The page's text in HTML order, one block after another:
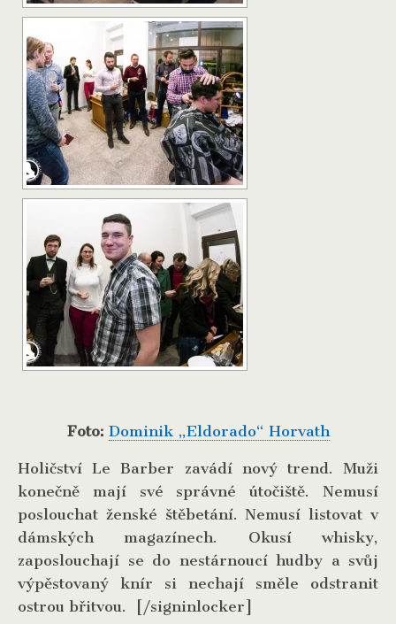
Foto: Dominik „Eldorado“ Horvath
Holičství Le Barber zavádí nový trend. Muži
konečně mají své správné útočiště. Nemusí
poslouchat ženské štěbetání. Nemusí listovat v
dámských magazínech. Okusí whisky,
zaposlouchají se do nestárnoucí hudby a svůj
výpěstovaný knír si nechají směle odstranit
ostrou břitvou. [/signinlocker]